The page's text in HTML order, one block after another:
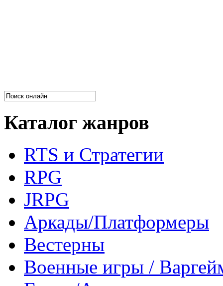
Каталог жанров
RTS и Стратегии
RPG
JRPG
Аркады/Платформеры
Вестерны
Военные игры /